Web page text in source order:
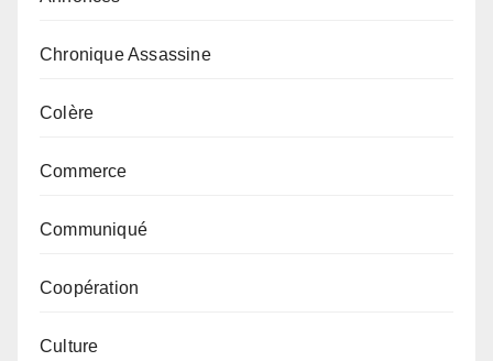
Chronique Assassine
Colère
Commerce
Communiqué
Coopération
Culture